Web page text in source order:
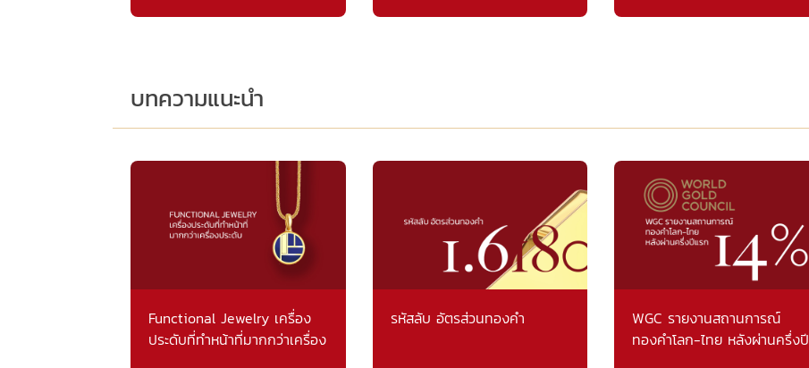
บทความแนะนำ
Functional Jewelry เครื่อง
ประดับที่ทำหน้าที่มากกว่าเครื่อง
รหัสลับ อัตรส่วนทองคำ
WGC รายงานสถานการณ์
ทองคำโลก-ไทย หลังผ่านครึ่งปี